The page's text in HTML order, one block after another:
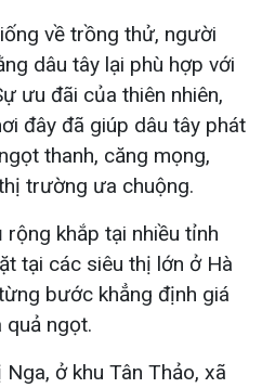
về trồng thử, người
dâu tây lại phù hợp với
ưu đãi của thiên nhiên,
đây đã giúp dâu tây phát
thanh, căng mọng,
trường ưa chuộng.
khắp tại nhiều tỉnh
tại các siêu thị lớn ở Hà
bước khẳng định giá
quả ngọt.
ở khu Tân Thảo, xã